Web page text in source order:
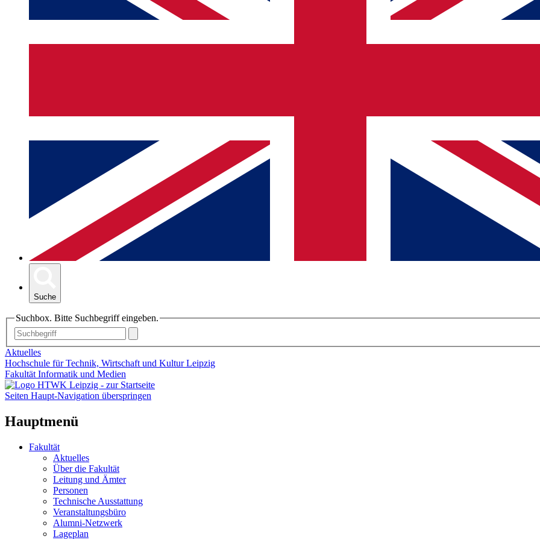
Suche
Suchbox. Bitte Suchbegriff eingeben.
Aktuelles
Hochschule für Technik, Wirtschaft und Kultur Leipzig
Fakultät Informatik und Medien
Seiten Haupt-Navigation überspringen
Hauptmenü
Fakultät
Aktuelles
Über die Fakultät
Leitung und Ämter
Personen
Technische Ausstattung
Veranstaltungsbüro
Alumni-Netzwerk
Lageplan